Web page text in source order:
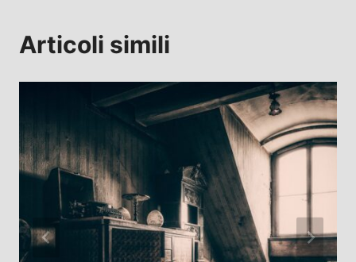
Articoli simili